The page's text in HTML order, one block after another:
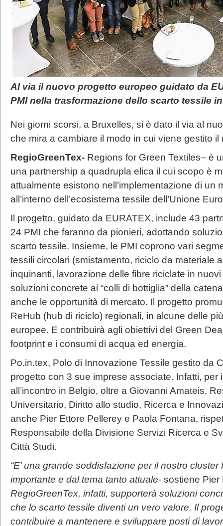
Al via il nuovo progetto europeo guidato da
PMI nella trasformazione dello scarto tessile
Nei giorni scorsi, a Bruxelles, si è dato il via al
che mira a cambiare il modo in cui viene gestito il
RegioGreenTex- Regions for Green Textiles– è
una partnership a quadrupla elica il cui scopo è
attualmente esistono nell’implementazione di un
all’interno dell’ecosistema tessile dell’Unione
Il progetto, guidato da EURATEX, include 43
24 PMI che faranno da pionieri, adottando
scarto tessile. Insieme, le PMI coprono vari
tessili circolari (smistamento, riciclo da materiale
inquinanti, lavorazione delle fibre riciclate in
soluzioni concrete ai “colli di bottiglia” della
anche le opportunità di mercato. Il progetto
ReHub (hub di riciclo) regionali, in alcune delle
europee. E contribuirà agli obiettivi del Green
footprint e i consumi di acqua ed energia.
Po.in.tex, Polo di Innovazione Tessile gestito da
progetto con 3 sue imprese associate. Infatti,
all’incontro in Belgio, oltre a Giovanni Amateis,
Universitario, Diritto allo studio, Ricerca e
anche Pier Ettore Pellerey e Paola Fontana,
Responsabile della Divisione Servizi Ricerca e
Città Studi.
“E’ una grande soddisfazione per il nostro
importante e dal tema tanto attuale- sostiene Pier
RegioGreenTex, infatti, supporterà soluzioni
che lo scarto tessile diventi un vero valore. Il
contribuire a mantenere e sviluppare posti di